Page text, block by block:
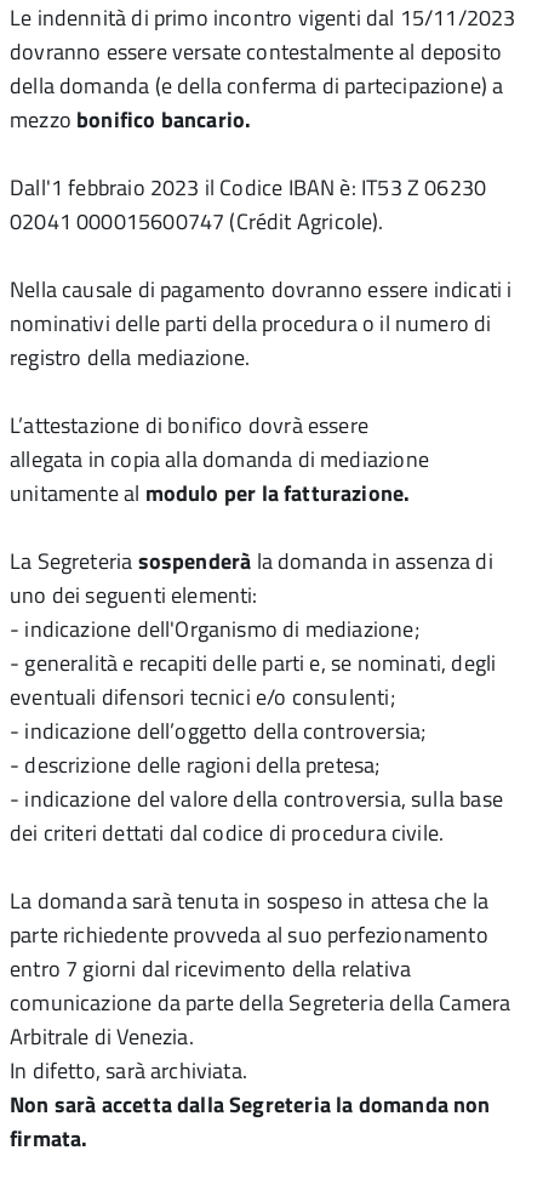
Le indennità di primo incontro vigenti dal 15/11/2023
dovranno essere versate contestalmente al deposito
della domanda (e della conferma di partecipazione) a
mezzo bonifico bancario.
Dall'1 febbraio 2023 il Codice IBAN è: IT53 Z 06230
02041 000015600747 (Crédit Agricole).
Nella causale di pagamento dovranno essere indicati i
nominativi delle parti della procedura o il numero di
registro della mediazione.
L’attestazione di bonifico dovrà essere
allegata in copia alla domanda di mediazione
unitamente al modulo per la fatturazione.
La Segreteriasospenderà la domanda in assenza di
uno dei seguenti elementi:
- indicazione dell'Organismo di mediazione;
- generalità e recapiti delle parti e, se nominati, degli
eventuali difensori tecnici e/o consulenti;
- indicazione dell’oggetto della controversia;
- descrizione delle ragioni della pretesa;
- indicazione del valore della controversia, sulla base
dei criteri dettati dal codice di procedura civile.
La domanda sarà tenuta in sospeso in attesa che la
parte richiedente provveda al suo perfezionamento
entro 7 giorni dal ricevimento della relativa
comunicazione da parte della Segreteria della Camera
Arbitrale di Venezia.
In difetto, sarà archiviata.
Non sarà accetta dalla Segreteria la domanda non
firmata.